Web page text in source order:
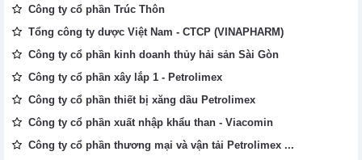
Công ty cổ phần Trúc Thôn
Tổng công ty dược Việt Nam - CTCP (VINAPHARM)
Công ty cổ phần kinh doanh thủy hải sản Sài Gòn
Công ty cổ phần xây lắp 1 - Petrolimex
Công ty cổ phần thiết bị xăng dầu Petrolimex
Công ty cổ phần xuất nhập khẩu than - Viacomin
Công ty cổ phần thương mại và vận tải Petrolimex ...